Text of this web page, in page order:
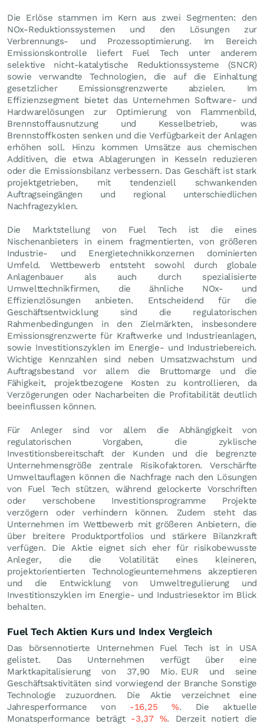
Die Erlöse stammen im Kern aus zwei Segmenten: den
NOx-Reduktionssystemen und den Lösungen zur
Verbrennungs- und Prozessoptimierung. Im Bereich
Emissionskontrolle liefert Fuel Tech unter anderem
selektive nicht-katalytische Reduktionssysteme (SNCR)
sowie verwandte Technologien, die auf die Einhaltung
gesetzlicher Emissionsgrenzwerte abzielen. Im
Effizienzsegment bietet das Unternehmen Software- und
Hardwarelösungen zur Optimierung von Flammenbild,
Brennstoffausnutzung und Kesselbetrieb, was
Brennstoffkosten senken und die Verfügbarkeit der Anlagen
erhöhen soll. Hinzu kommen Umsätze aus chemischen
Additiven, die etwa Ablagerungen in Kesseln reduzieren
oder die Emissionsbilanz verbessern. Das Geschäft ist stark
projektgetrieben, mit tendenziell schwankenden
Auftragseingängen und regional unterschiedlichen
Nachfragezyklen.
Die Marktstellung von Fuel Tech ist die eines
Nischenanbieters in einem fragmentierten, von größeren
Industrie- und Energietechnikkonzernen dominierten
Umfeld. Wettbewerb entsteht sowohl durch globale
Anlagenbauer als auch durch spezialisierte
Umwelttechnikfirmen, die ähnliche NOx- und
Effizienzlösungen anbieten. Entscheidend für die
Geschäftsentwicklung sind die regulatorischen
Rahmenbedingungen in den Zielmärkten, insbesondere
Emissionsgrenzwerte für Kraftwerke und Industrieanlagen,
sowie Investitionszyklen im Energie- und Industriebereich.
Wichtige Kennzahlen sind neben Umsatzwachstum und
Auftragsbestand vor allem die Bruttomarge und die
Fähigkeit, projektbezogene Kosten zu kontrollieren, da
Verzögerungen oder Nacharbeiten die Profitabilität deutlich
beeinflussen können.
Für Anleger sind vor allem die Abhängigkeit von
regulatorischen Vorgaben, die zyklische
Investitionsbereitschaft der Kunden und die begrenzte
Unternehmensgröße zentrale Risikofaktoren. Verschärfte
Umweltauflagen können die Nachfrage nach den Lösungen
von Fuel Tech stützen, während gelockerte Vorschriften
oder verschobene Investitionsprogramme Projekte
verzögern oder verhindern können. Zudem steht das
Unternehmen im Wettbewerb mit größeren Anbietern, die
über breitere Produktportfolios und stärkere Bilanzkraft
verfügen. Die Aktie eignet sich eher für risikobewusste
Anleger, die die Volatilität eines kleineren,
projektorientierten Technologieunternehmens akzeptieren
und die Entwicklung von Umweltregulierung und
Investitionszyklen im Energie- und Industriesektor im Blick
behalten.
Fuel Tech Aktien Kurs und Index Vergleich
Das börsennotierte Unternehmen Fuel Tech ist in USA
gelistet. Das Unternehmen verfügt über eine
Marktkapitalisierung von 37,90 Mio. EUR und seine
Geschäftsaktivitäten sind vorwiegend der Branche Sonstige
Technologie zuzuordnen. Die Aktie verzeichnet eine
Jahresperformance von -16,25 %. Die aktuelle
Monatsperformance beträgt -3,37 %. Derzeit notiert die